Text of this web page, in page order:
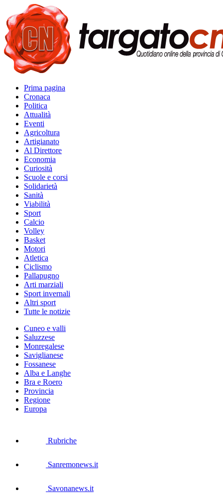
Prima pagina
Cronaca
Politica
Attualità
Eventi
Agricoltura
Artigianato
Al Direttore
Economia
Curiosità
Scuole e corsi
Solidarietà
Sanità
Viabilità
Sport
Calcio
Volley
Basket
Motori
Atletica
Ciclismo
Pallapugno
Arti marziali
Sport invernali
Altri sport
Tutte le notizie
Cuneo e valli
Saluzzese
Monregalese
Saviglianese
Fossanese
Alba e Langhe
Bra e Roero
Provincia
Regione
Europa
Rubriche
Sanremonews.it
Savonanews.it